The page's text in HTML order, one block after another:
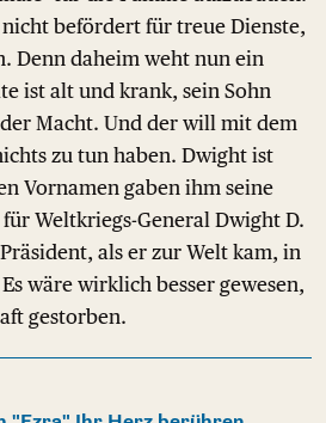
befördert für treue Dienste,
Denn daheim weht nun ein
ist alt und krank, sein Sohn
Macht. Und der will mit dem
zu tun haben. Dwight ist
Vornamen gaben ihm seine
Weltkriegs-General Dwight D.
als er zur Welt kam, in
wäre wirklich besser gewesen,
gestorben.